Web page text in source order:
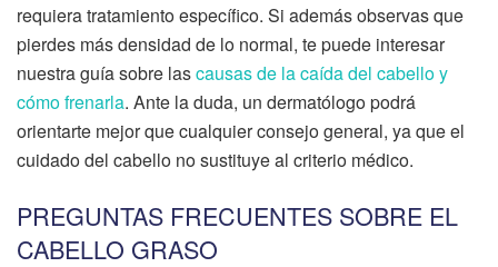
requiera tratamiento específico. Si además observas que
pierdes más densidad de lo normal, te puede interesar
nuestra guía sobre lascausas de la caída del cabello y
cómo frenarla. Ante la duda, un dermatólogo podrá
orientarte mejor que cualquier consejo general, ya que el
cuidado del cabello no sustituye al criterio médico.
PREGUNTAS FRECUENTES SOBRE EL
CABELLO GRASO